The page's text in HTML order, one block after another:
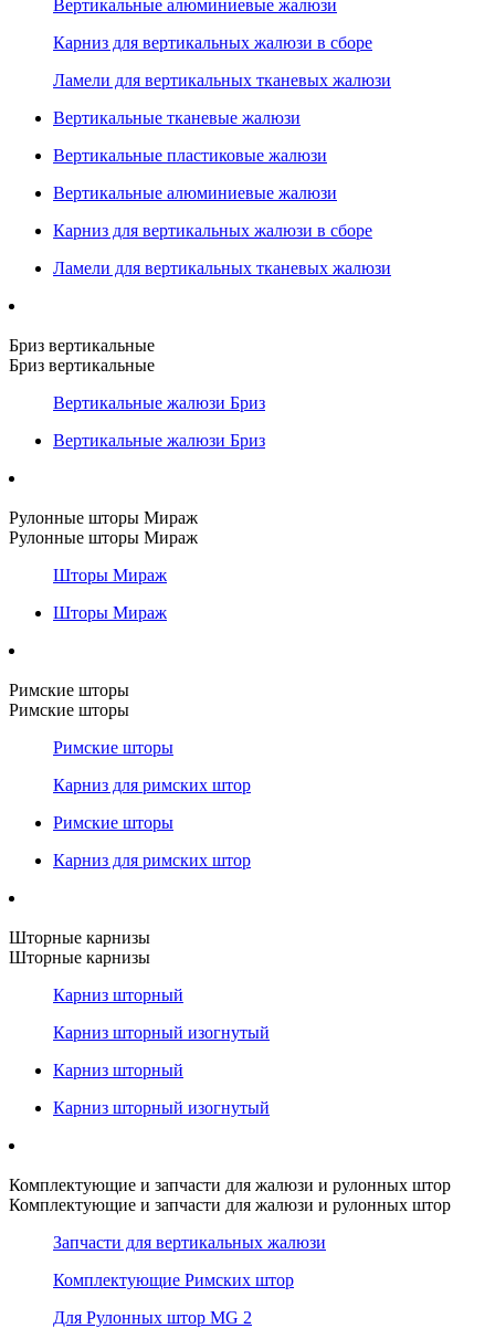
Вертикальные алюминиевые жалюзи
Карниз для вертикальных жалюзи в сборе
Ламели для вертикальных тканевых жалюзи
Вертикальные тканевые жалюзи
Вертикальные пластиковые жалюзи
Вертикальные алюминиевые жалюзи
Карниз для вертикальных жалюзи в сборе
Ламели для вертикальных тканевых жалюзи
Бриз вертикальные
Бриз вертикальные
Вертикальные жалюзи Бриз
Вертикальные жалюзи Бриз
Рулонные шторы Мираж
Рулонные шторы Мираж
Шторы Мираж
Шторы Мираж
Римские шторы
Римские шторы
Римские шторы
Карниз для римских штор
Римские шторы
Карниз для римских штор
Шторные карнизы
Шторные карнизы
Карниз шторный
Карниз шторный изогнутый
Карниз шторный
Карниз шторный изогнутый
Комплектующие и запчасти для жалюзи и рулонных штор
Комплектующие и запчасти для жалюзи и рулонных штор
Запчасти для вертикальных жалюзи
Комплектующие Римских штор
Для Рулонных штор MG 2